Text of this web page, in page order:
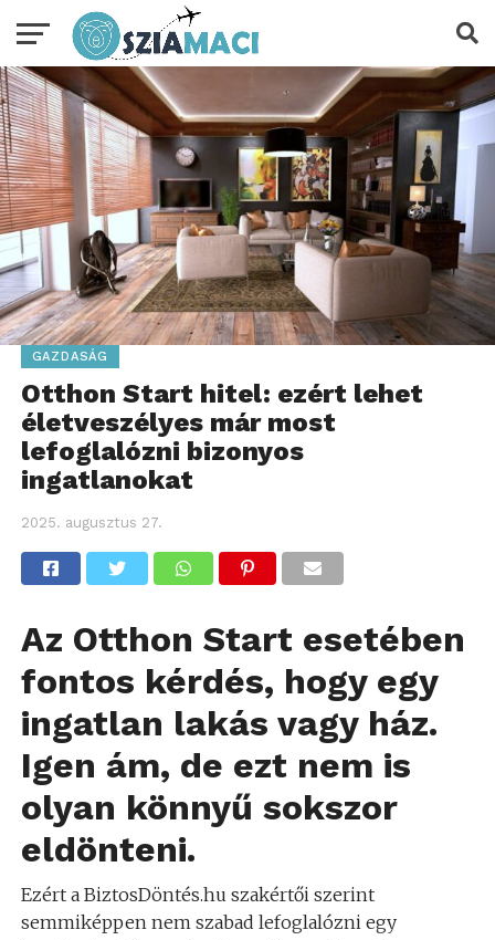
GAZDASÁG
Otthon Start hitel: ezért lehet
életveszélyes már most
lefoglalózni bizonyos
ingatlanokat
2025. augusztus 27.
Az Otthon Start esetében
fontos kérdés, hogy egy
ingatlan lakás vagy ház.
Igen ám, de ezt nem is
olyan könnyű sokszor
eldönteni.
Ezért a BiztosDöntés.hu szakértői szerint
semmiképpen nem szabad lefoglalózni egy